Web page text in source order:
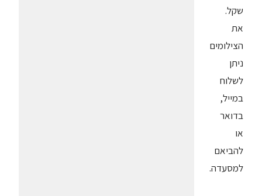
שקל.
את
הצילומים
ניתן
לשלוח
במייל,
בדואר
או
להביאם
למסעדה.